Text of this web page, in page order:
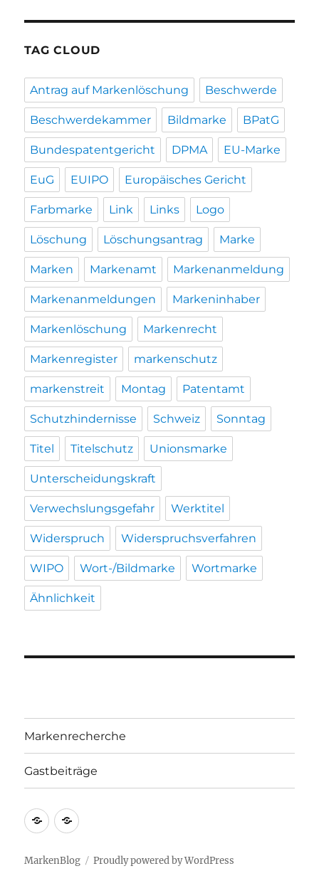
TAG CLOUD
Antrag auf Markenlöschung Beschwerde
Beschwerdekammer Bildmarke BPatG
Bundespatentgericht DPMA EU-Marke
EuG EUIPO Europäisches Gericht
Farbmarke Link Links Logo
Löschung Löschungsantrag Marke
Marken Markenamt Markenanmeldung
Markenanmeldungen Markeninhaber
Markenlöschung Markenrecht
Markenregister markenschutz
markenstreit Montag Patentamt
Schutzhindernisse Schweiz Sonntag
Titel Titelschutz Unionsmarke
Unterscheidungskraft
Verwechslungsgefahr Werktitel
Widerspruch Widerspruchsverfahren
WIPO Wort-/Bildmarke Wortmarke
Ähnlichkeit
Markenrecherche
Gastbeiträge
Markenrecherche
Gastbeiträge
MarkenBlog Proudly powered by WordPress